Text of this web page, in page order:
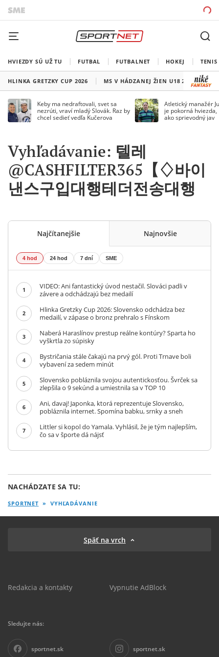
HVIEZDY SÚ UŽ TU FUTBAL FUTBALNET HOKEJ TENIS
HLINKA GRETZKY CUP 2026 MS V HÁDZANEJ ŽIEN U18 2026
Keby ma nedraftovali, svet sa
nezrúti, vraví mladý Slovák. Raz by
chcel sedieť vedľa Kučerova
Atletický manažér
je pokorná
ako sprievodný jav
Vyhľadávanie: 텔레
@CASHFILTER365【♢바이
낸스구입대행테더전송대행
Najčítanejšie Najnovšie
4 hod 24 hod 7 dní SME
1
VIDEO: Ani fantastický úvod nestačil. Slováci padli v
závere a odchádzajú bez medailí
2
Hlinka Gretzky Cup 2026: Slovensko odchádza bez
medailí, v zápase o bronz prehralo s Fínskom
3
Naberá Haraslínov prestup reálne kontúry? Sparta ho
vyškrtla zo súpisky
4
Bystričania stále čakajú na prvý gól. Proti Trnave boli
vybavení za sedem minút
5
Slovensko pobláznila svojou autentickosťou. Švrček sa
zlepšila o 9 sekúnd a umiestnila sa v TOP 10
6
Ani, davaj! Japonka, ktorá reprezentuje Slovensko,
pobláznila internet. Spomína babku, srnky a sneh
7
Littler si kopol do Yamala. Vyhlásil, že je tým najlepším,
čo sa v športe dá nájsť
NACHÁDZATE SA TU:
SPORTNET » VYHĽADÁVANIE
Späť na vrch
Redakcia a kontakty Vypnutie AdBlock
Sledujte nás:
sportnet.sk sportnet.sk